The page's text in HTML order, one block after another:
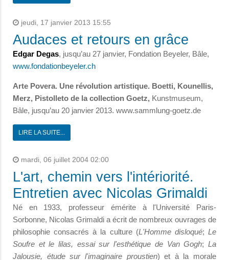
jeudi, 17 janvier 2013 15:55
Audaces et retours en grâce
Edgar Degas, jusqu’au 27 janvier, Fondation Beyeler, Bâle,
www.fondationbeyeler.ch
Arte Povera. Une révolution artistique. Boetti, Kounellis,
Merz, Pistolleto de la collection Goetz, Kunstmuseum,
Bâle, jusqu’au 20 janvier 2013. www.sammlung-goetz.de
LIRE LA SUITE...
mardi, 06 juillet 2004 02:00
L'art, chemin vers l'intériorité.
Entretien avec Nicolas Grimaldi
Né en 1933, professeur émérite à l'Université Paris-
Sorbonne, Nicolas Grimaldi a écrit de nombreux ouvrages de
philosophie consacrés à la culture (L'Homme disloqué;Le
Soufre et le lilas, essai sur l'esthétique de Van Gogh;La
Jalousie, étude sur l'imaginaire proustien) et à la morale